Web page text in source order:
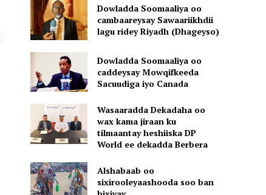
Dowladda Soomaaliya oo
cambaareysay Sawaariikhdii
lagu ridey Riyadh (Dhageyso)
Dowladda Soomaaliya oo
caddeysay Mowqifkeeda
Sacuudiga iyo Canada
Wasaaradda Dekadaha oo
wax kama jiraan ku
tilmaantay heshiiska DP
World ee dekadda Berbera
Alshabaab oo
sixirooleyaashooda soo ban